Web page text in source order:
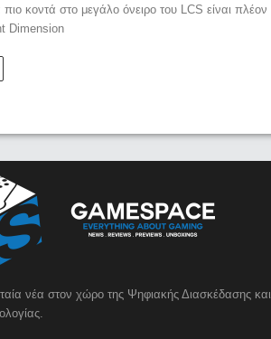
κοντά στο μεγάλο όνειρο του LCS είναι πλέον
Dimension
νέα στον χώρο της Ψηφιακής Διασκέδασης και